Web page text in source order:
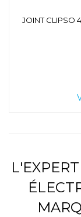
JOINT CLIPSO